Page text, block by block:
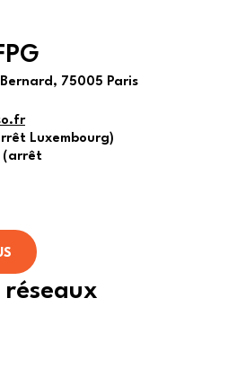
75005 Paris
Luxembourg)
(arrêt
réseaux